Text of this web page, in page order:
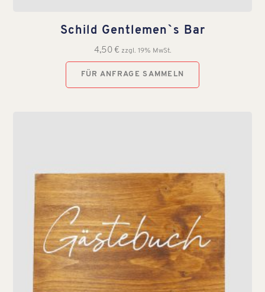
Schild Gentlemen`s Bar
4,50 € zzgl. 19% MwSt.
FÜR ANFRAGE SAMMELN